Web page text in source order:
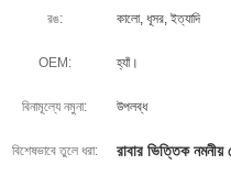
রঙ: কালো, ধূসর, ইত্যাদি
OEM: হ্যাঁ।
বিনামূল্যে নমুনা: উপলব্ধ
বিশেষভাবে তুলে ধরা: রাবার ভিত্তিক